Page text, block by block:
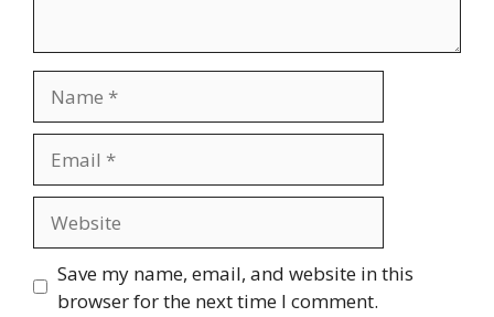
Save my name, email, and website in this
browser for the next time I comment.